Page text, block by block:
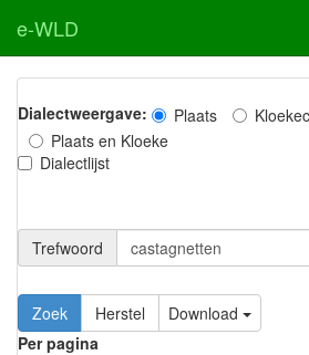
e-WLD
Dialectweergave: Plaats
Plaats en Kloeke
Dialectlijst
Trefwoord
Download
Per pagina